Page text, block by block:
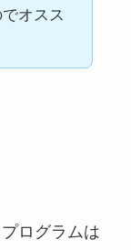
オスス
ログラムは